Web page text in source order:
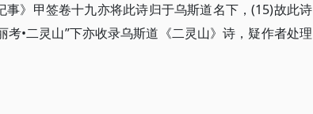
事》甲签卷十九亦将此诗归于乌斯道名下，(15)故此诗
•二灵山”下亦收录乌斯道《二灵山》诗，疑作者处理